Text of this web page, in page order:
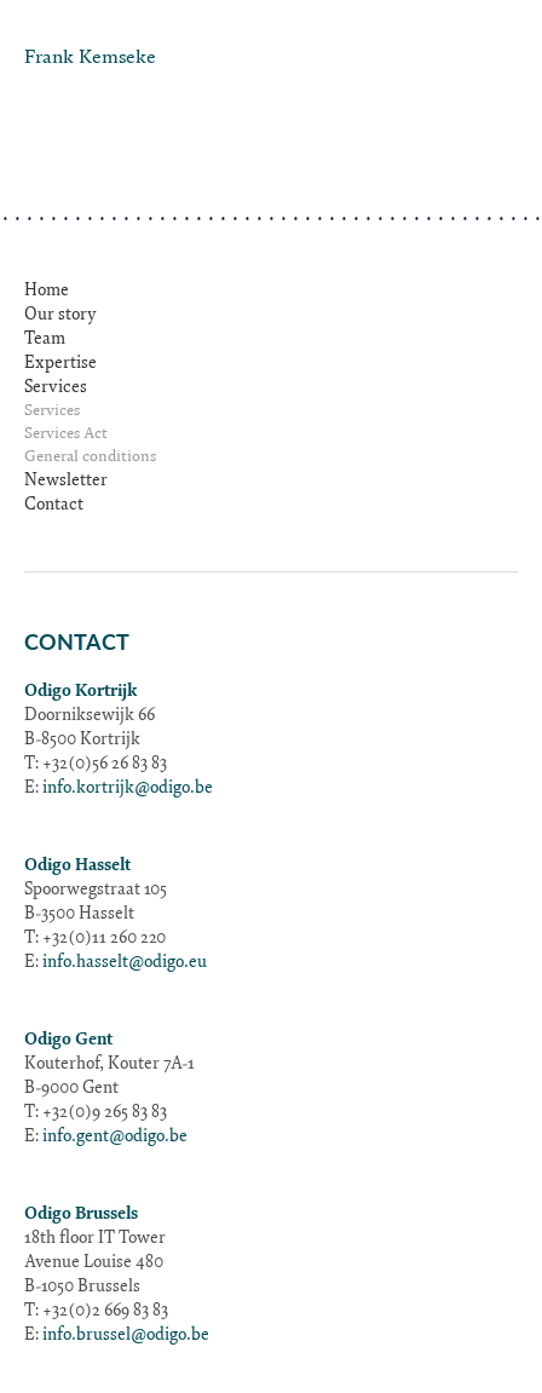
Frank Kemseke
Home
Our story
Team
Expertise
Services
Services
Services Act
General conditions
Newsletter
Contact
CONTACT
Odigo Kortrijk
Doorniksewijk 66
B-8500 Kortrijk
T: +32(0)56 26 83 83
E: info.kortrijk@odigo.be
Odigo Hasselt
Spoorwegstraat 105
B-3500 Hasselt
T: +32(0)11 260 220
E: info.hasselt@odigo.eu
Odigo Gent
Kouterhof, Kouter 7A-1
B-9000 Gent
T: +32(0)9 265 83 83
E: info.gent@odigo.be
Odigo Brussels
18th floor IT Tower
Avenue Louise 480
B-1050 Brussels
T: +32(0)2 669 83 83
E: info.brussel@odigo.be